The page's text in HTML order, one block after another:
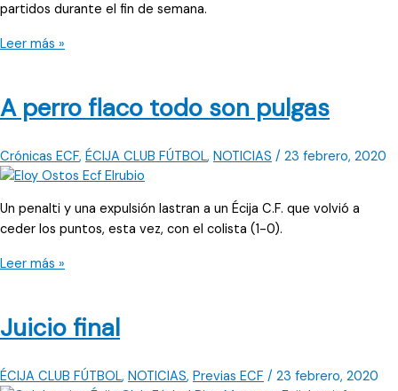
partidos durante el fin de semana.
Puntos
puntos
Leer más »
A perro flaco todo son pulgas
Crónicas ECF, ÉCIJA CLUB FÚTBOL, NOTICIAS / 23 febrero, 2020
Un penalti y una expulsión lastran a un Écija C.F. que volvió a
ceder los puntos, esta vez, con el colista (1-0).
A
todo
pulgas
Leer más »
Juicio final
ÉCIJA CLUB FÚTBOL, NOTICIAS, Previas ECF / 23 febrero, 2020